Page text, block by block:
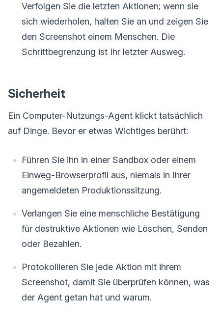
Verfolgen Sie die letzten Aktionen; wenn sie
sich wiederholen, halten Sie an und zeigen Sie
den Screenshot einem Menschen. Die
Schrittbegrenzung ist Ihr letzter Ausweg.
Sicherheit
Ein Computer-Nutzungs-Agent klickt tatsächlich
auf Dinge. Bevor er etwas Wichtiges berührt:
Führen Sie ihn in einer Sandbox oder einem
Einweg-Browserprofil aus, niemals in Ihrer
angemeldeten Produktionssitzung.
Verlangen Sie eine menschliche Bestätigung
für destruktive Aktionen wie Löschen, Senden
oder Bezahlen.
Protokollieren Sie jede Aktion mit ihrem
Screenshot, damit Sie überprüfen können, was
der Agent getan hat und warum.